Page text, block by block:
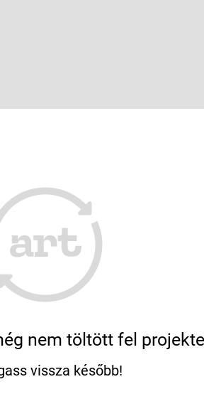
nem töltött fel
vissza később!